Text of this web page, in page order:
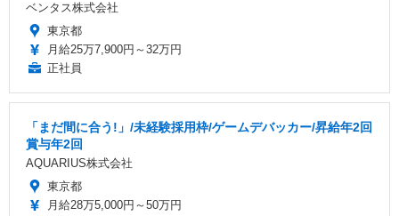
ベンタス株式会社
東京都
月給25万7,900円～32万円
正社員
「まだ間に合う!」/未経験採用枠/ゲームデバッカー/昇給年2回
賞与年2回
AQUARIUS株式会社
東京都
月給28万5,000円～50万円